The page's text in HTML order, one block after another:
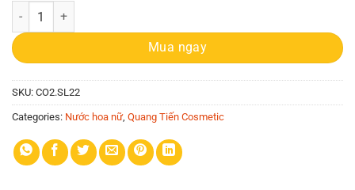
Nước hoa Nữ CO2 Sexy Lover Perfume 22ml (hương gỗ và hoa trái,
Mua ngay
SKU: CO2.SL22
Categories: Nước hoa nữ, Quang Tiến Cosmetic